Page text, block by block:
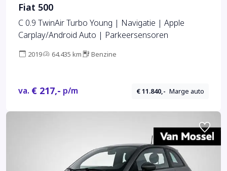
Fiat 500
C 0.9 TwinAir Turbo Young | Navigatie | Apple
Carplay/Android Auto | Parkeersensoren
2019 64.435 km Benzine
va. € 217,- p/m € 11.840,- Marge auto